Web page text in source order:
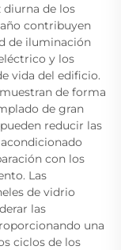
diurna de los
contribuyen
de iluminación
y los
vida del edificio.
de forma
de gran
reducir las
con los
Las
de vidrio
las
una
ciclos de los